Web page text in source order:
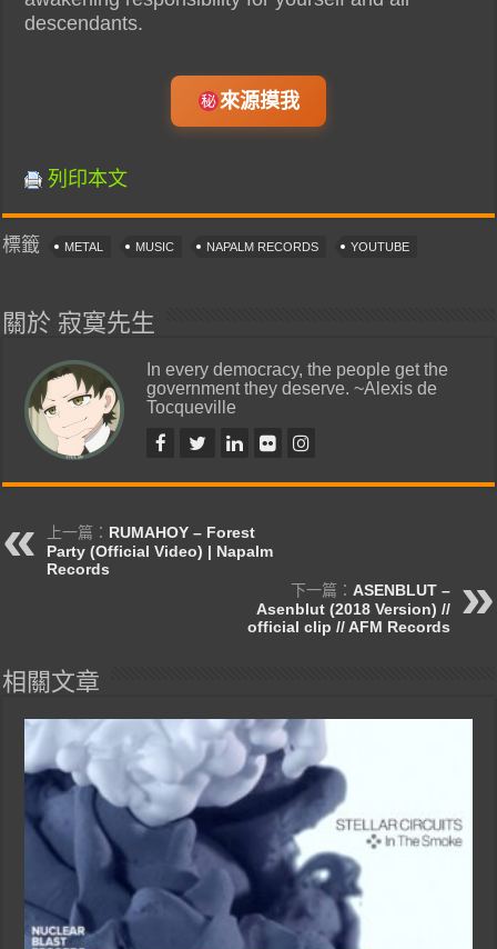
descendants.
來源摸我
列印本文
標籤 METAL MUSIC NAPALM RECORDS YOUTUBE
關於 寂寞先生
In every democracy, the people get the
government they deserve. ~Alexis de
Tocqueville
上一篇： RUMAHOY – Forest
Party (Official Video) | Napalm
Records
下一篇： ASENBLUT –
Asenblut (2018 Version) //
official clip // AFM Records
相關文章